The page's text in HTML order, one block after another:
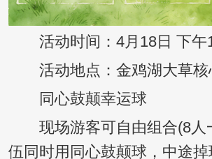
活动时间：4月18日 下午
活动地点：金鸡湖大草核
同心鼓颠幸运球
现场游客可自由组合(8人
伍同时用同心鼓颠球，中途